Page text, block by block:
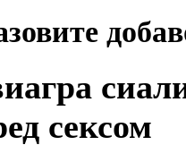
сексом